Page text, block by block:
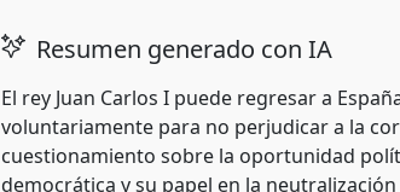
Resumen generado con IA
El rey Juan Carlos I puede regresar a
voluntariamente para no perjudicar a la
cuestionamiento sobre la oportunidad
democrática y su papel en la